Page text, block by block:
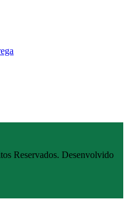
Reservados. Desenvolvido